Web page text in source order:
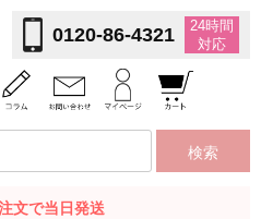
0120-86-4321
24時間
対応
検索
文で当日発送